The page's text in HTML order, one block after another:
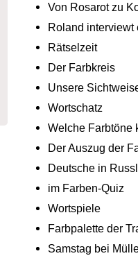
Von Rosarot zu
Roland interviewt
Rätselzeit
Der Farbkreis
Unsere
Wortschatz
Welche Farbtöne
Der Auszug der
Deutsche in
im Farben-Quiz
Wortspiele
Farbpalette der
Samstag bei